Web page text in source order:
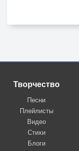
Творчество
Песни
Плейлисты
Видео
Стихи
Блоги